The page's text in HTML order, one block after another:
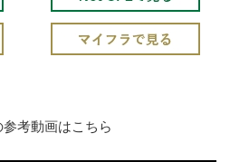
参考動画はこちら